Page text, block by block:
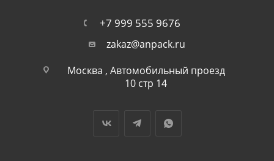
+7 999 555 9676
zakaz@anpack.ru
Москва , Автомобильный проезд
10 стр 14